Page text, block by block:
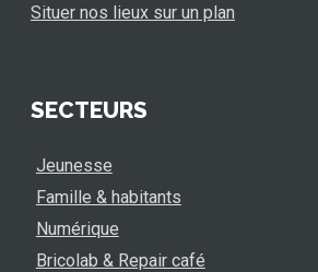
Situer nos lieux sur un plan
SECTEURS
Jeunesse
Famille & habitants
Numérique
Bricolab & Repair café